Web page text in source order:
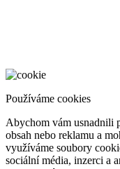
Používáme cookies
Abychom vám usnadnili
obsah nebo reklamu a
využíváme soubory
sociální média, inzerci a